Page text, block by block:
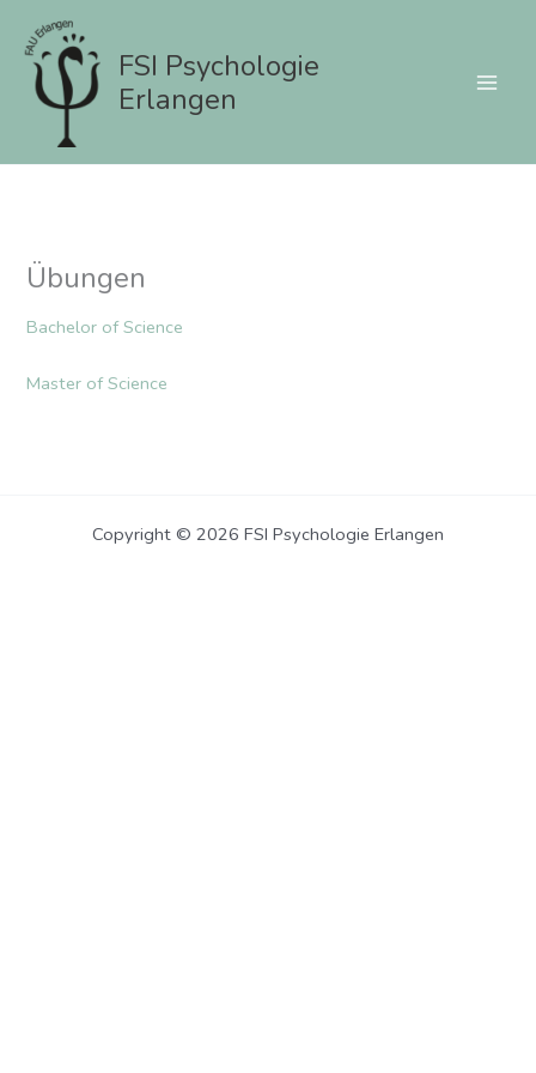
Inhalt
springen
FSI Psychologie
Erlangen
Übungen
Bachelor of Science
Master of Science
Copyright © 2026 FSI Psychologie Erlangen